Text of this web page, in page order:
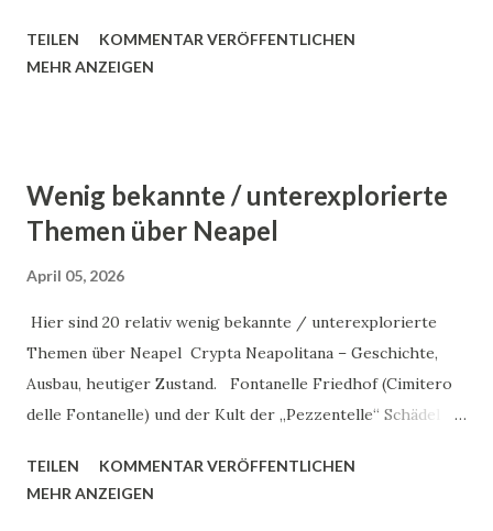
hat die Nase vorn – und woran erkennt man echte Qualität?
Burrata. Copyright: Toro Tapasbar
TEILEN
KOMMENTAR VERÖFFENTLICHEN
MEHR ANZEIGEN
Wenig bekannte / unterexplorierte
Themen über Neapel
April 05, 2026
Hier sind 20 relativ wenig bekannte / unterexplorierte
Themen über Neapel Crypta Neapolitana – Geschichte,
Ausbau, heutiger Zustand. Fontanelle Friedhof (Cimitero
delle Fontanelle) und der Kult der „Pezzentelle“ Schädel –
(Art Nouveau), Architektur & wie man hinkommt,
TEILEN
KOMMENTAR VERÖFFENTLICHEN
MEHR ANZEIGEN